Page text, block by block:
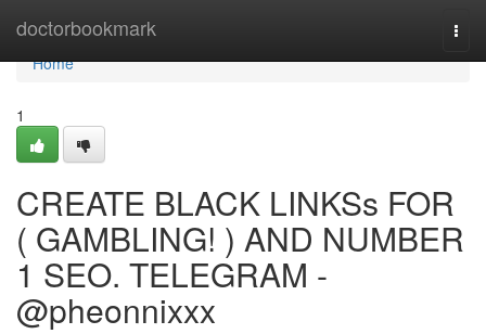
doctorbookmark
Home
Home
1
CREATE BLACK LINKSs FOR
( GAMBLING! ) AND NUMBER
1 SEO. TELEGRAM -
@pheonnixxx